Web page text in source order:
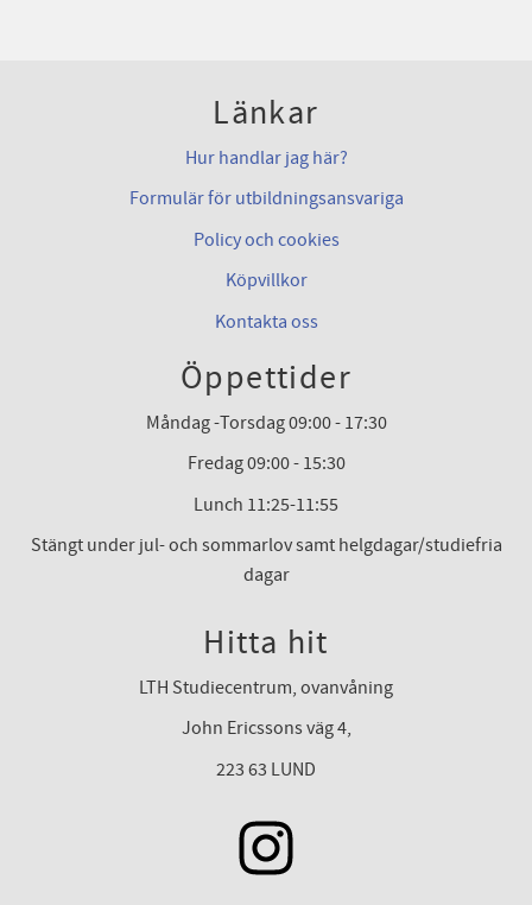
Länkar
Hur handlar jag här?
Formulär för utbildningsansvariga
Policy och cookies
Köpvillkor
Kontakta oss
Öppettider
Måndag -Torsdag 09:00 - 17:30
Fredag 09:00 - 15:30
Lunch 11:25-11:55
Stängt under jul- och sommarlov samt helgdagar/studiefria
dagar
Hitta hit
LTH Studiecentrum, ovanvåning
John Ericssons väg 4,
223 63 LUND